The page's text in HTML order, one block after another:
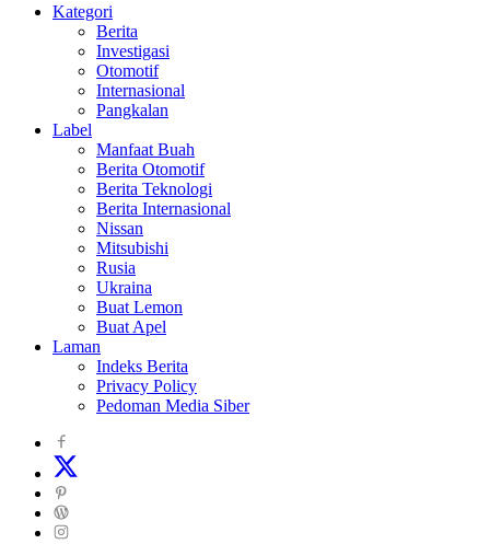
Kategori
Berita
Investigasi
Otomotif
Internasional
Pangkalan
Label
Manfaat Buah
Berita Otomotif
Berita Teknologi
Berita Internasional
Nissan
Mitsubishi
Rusia
Ukraina
Buat Lemon
Buat Apel
Laman
Indeks Berita
Privacy Policy
Pedoman Media Siber